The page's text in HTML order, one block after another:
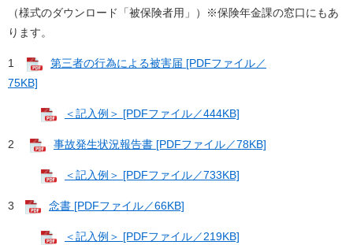
（様式のダウンロード「被保険者用」）※保険年金課の窓口にもあ
ります。
1
第三者の行為による被害届 [PDFファイル／
75KB]
＜記入例＞ [PDFファイル／444KB]
2 事故発生状況報告書 [PDFファイル／78KB]
＜記入例＞ [PDFファイル／733KB]
3 念書 [PDFファイル／66KB]
＜記入例＞ [PDFファイル／219KB]